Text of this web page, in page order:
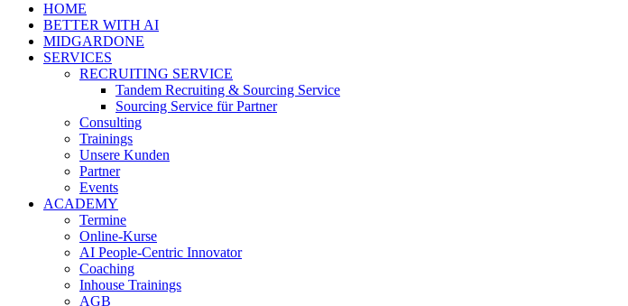
HOME
BETTER WITH AI
MIDGARDONE
SERVICES
RECRUITING SERVICE
Tandem Recruiting & Sourcing Service
Sourcing Service für Partner
Consulting
Trainings
Unsere Kunden
Partner
Events
ACADEMY
Termine
Online-Kurse
AI People-Centric Innovator
Coaching
Inhouse Trainings
AGB